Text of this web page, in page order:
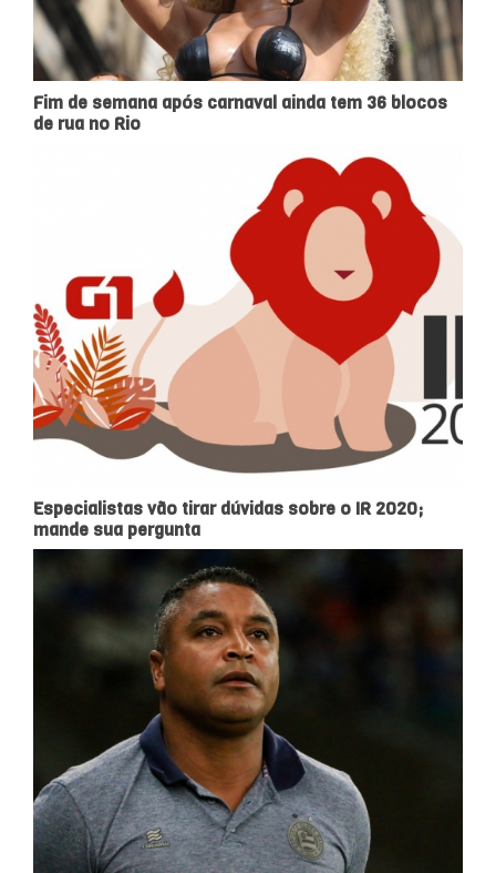
Fim de semana após carnaval ainda tem 36 blocos
de rua no Rio
Especialistas vão tirar dúvidas sobre o IR 2020;
mande sua pergunta